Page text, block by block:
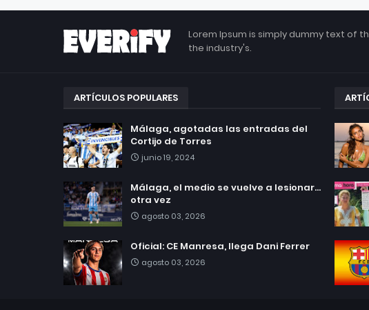
Lorem Ipsum is simply dummy text of
the industry's.
ARTÍCULOS POPULARES
Málaga, agotadas las entradas del
Cortijo de Torres
junio 19, 2024
Málaga, el medio se vuelve a lesionar...
otra vez
agosto 03, 2026
Oficial: CE Manresa, llega Dani Ferrer
agosto 03, 2026